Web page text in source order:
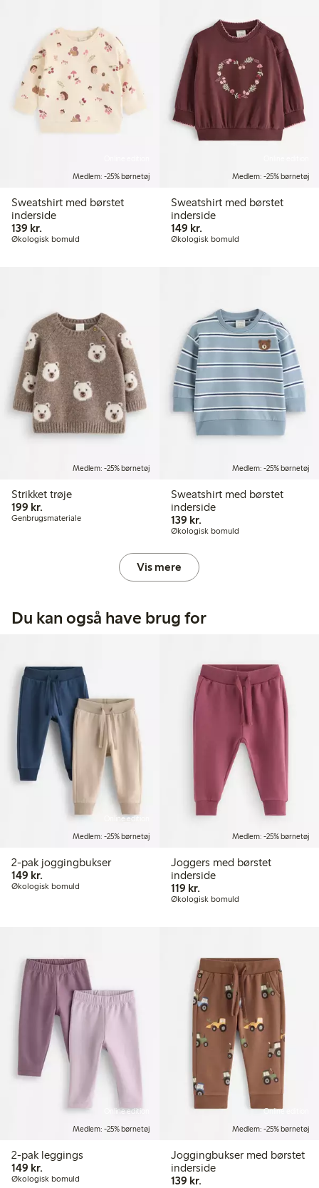
Medlem: -25% børnetøj
Sweatshirt med børstet
inderside
139 kr.
Økologisk bomuld
Medlem: -25% børnetøj
Sweatshirt med børstet
inderside
149 kr.
Økologisk bomuld
Medlem: -25% børnetøj
Strikket trøje
199 kr.
Genbrugsmateriale
Medlem: -25% børnetøj
Sweatshirt med børstet
inderside
139 kr.139,00 kr.
Økologisk bomuld
Vis mere
Du kan også have brug for
Online edition
Medlem: -25% børnetøj
2-pak joggingbukser
149 kr.
Økologisk bomuld
Medlem: -25% børnetøj
Joggers med børstet
inderside
119 kr.119,00 kr.
Økologisk bomuld
Online edition
Medlem: -25% børnetøj
2-pak leggings
149 kr.
Økologisk bomuld
Online edition
Medlem: -25% børnetøj
Joggingbukser med børstet
inderside
139 kr.